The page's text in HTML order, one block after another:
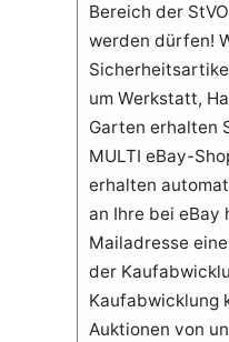
Bereich der
werden dürfen!
um Werkstatt,
Garten erhalten
MULTI eBay-
erhalten
an Ihre bei eBay
Mailadresse
der
Kaufabwicklung
Auktionen von